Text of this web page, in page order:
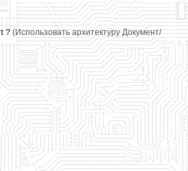
?(Использовать архитектуру Документ/